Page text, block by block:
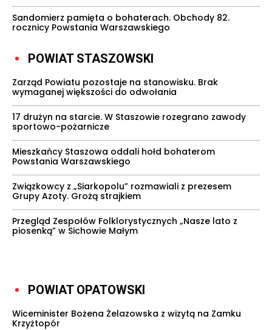
Sandomierz pamięta o bohaterach. Obchody 82.
rocznicy Powstania Warszawskiego
POWIAT STASZOWSKI
Zarząd Powiatu pozostaje na stanowisku. Brak
wymaganej większości do odwołania
17 drużyn na starcie. W Staszowie rozegrano zawody
sportowo-pożarnicze
Mieszkańcy Staszowa oddali hołd bohaterom
Powstania Warszawskiego
Związkowcy z „Siarkopolu” rozmawiali z prezesem
Grupy Azoty. Grożą strajkiem
Przegląd Zespołów Folklorystycznych „Nasze lato z
piosenką” w Sichowie Małym
POWIAT OPATOWSKI
Wiceminister Bożena Żelazowska z wizytą na Zamku
Krzyżtopór